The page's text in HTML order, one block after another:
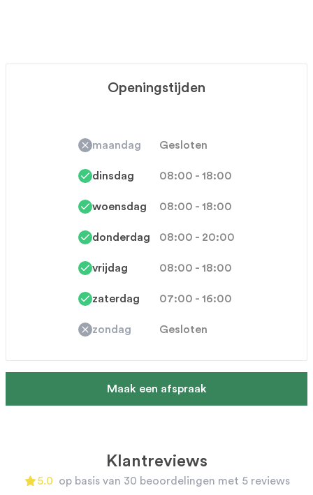
Openingstijden
maandag Gesloten
dinsdag 08:00 - 18:00
woensdag 08:00 - 18:00
donderdag 08:00 - 20:00
vrijdag 08:00 - 18:00
zaterdag 07:00 - 16:00
zondag Gesloten
Maak een afspraak
Klantreviews
A carousel of customer reviews. Use the previous and
5.0
5.0out of 5 stars
op basis van 30 beoordelingen met 5 reviews